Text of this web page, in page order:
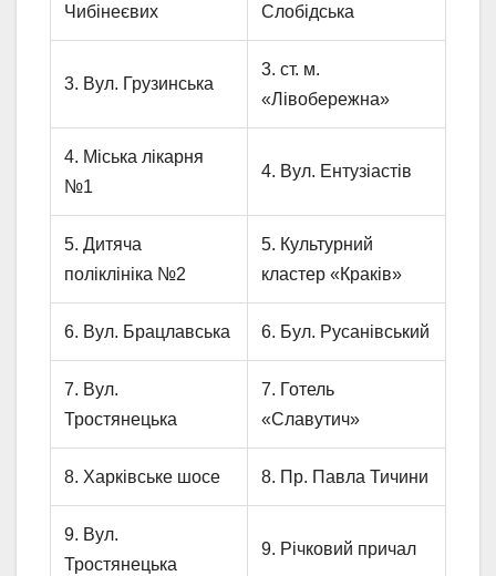
Чибінеєвих
Слобідська
3. Вул. Грузинська
3. ст. м.
«Лівобережна»
4. Міська лікарня
№1
4. Вул. Ентузіастів
5. Дитяча
поліклініка №2
5. Культурний
кластер «Кракiв»
6. Вул. Брацлавська 6. Бул. Русанівський
7. Вул.
Тростянецька
7. Готель
«Славутич»
8. Харківське шосе 8. Пр. Павла Тичини
9. Вул.
Тростянецька
9. Річковий причал